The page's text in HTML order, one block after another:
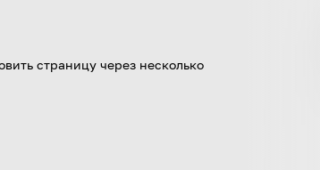
страницу через несколько